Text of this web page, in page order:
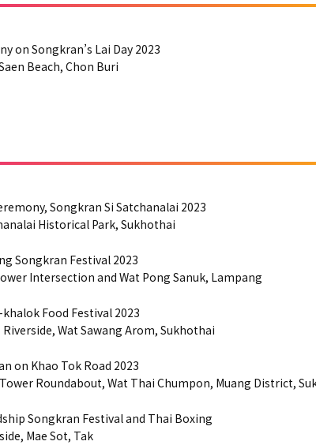
on Songkran’s Lai Day 2023
Beach, Chon Buri
Songkran Si Satchanalai 2023
Historical Park, Sukhothai
Songkran Festival 2023
Intersection and Wat Pong Sanuk, Lampang
Food Festival 2023
Riverside, Wat Sawang Arom, Sukhothai
on Khao Tok Road 2023
Roundabout, Wat Thai Chumpon, Muang District,
Songkran Festival and Thai Boxing
Mae Sot, Tak